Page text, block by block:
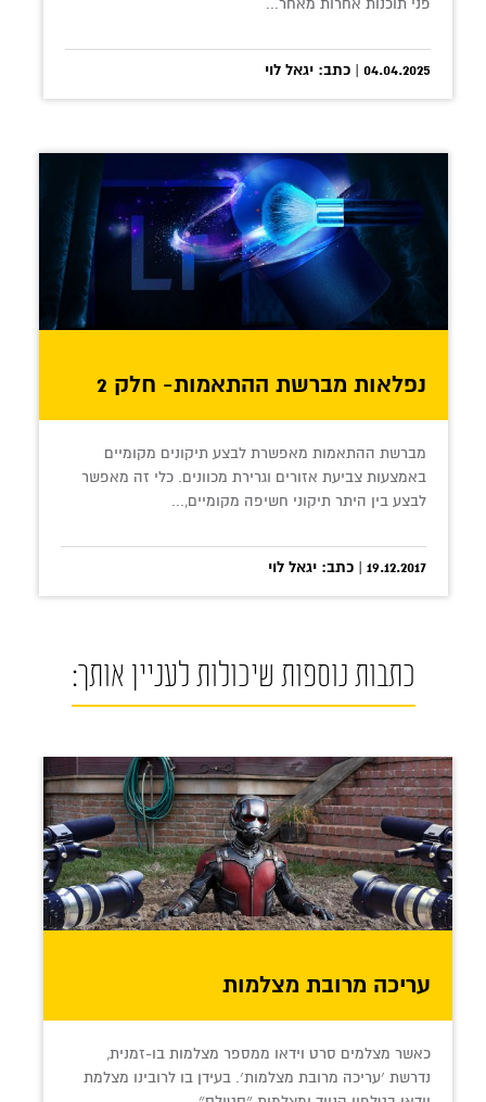
פני תוכנות אחרות מאחר...
04.04.2025 | כתב: יגאל לוי
נפלאות מברשת ההתאמות- חלק 2
מברשת ההתאמות מאפשרת לבצע תיקונים מקומיים
באמצעות צביעת אזורים וגרירת מכוונים. כלי זה מאפשר
לבצע בין היתר תיקוני חשיפה מקומיים,...
19.12.2017 | כתב: יגאל לוי
כתבות נוספות שיכולות לעניין אותך:
עריכה מרובת מצלמות
כאשר מצלמים סרט וידאו ממספר מצלמות בו-זמנית,
נדרשת ׳עריכה מרובת מצלמות׳. בעידן בו לרובינו מצלמת